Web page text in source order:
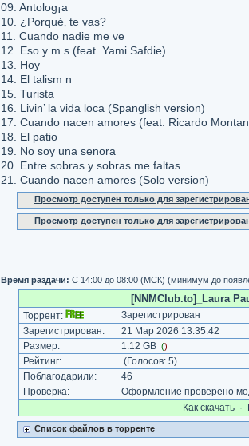
09. Antolog¡a
10. ¿Porqué‚ te vas?
11. Cuando nadie me ve
12. Eso y m s (feat. Yami Safdie)
13. Hoy
14. El talism n
15. Turista
16. Livin’ la vida loca (Spanglish version)
17. Cuando nacen amores (feat. Ricardo
18. El patio
19. No soy una senora
20. Entre sobras y sobras me faltas
21. Cuando nacen amores (Solo version)
Просмотр доступен только для
Просмотр доступен только для
Время раздачи: C 14:00 до 08:00 (МСК) (минимум до
[NNMClub.to]_Laura
Торрент:
Зарегистрирован
Зарегистрирован:
21 Мар 2026 13:35:42
Размер:
1.12 GB ()
Рейтинг: (Голосов: 5)
Поблагодарили:
46
Проверка:
Оформление проверено
Как cкачать·
Список файлов в торренте